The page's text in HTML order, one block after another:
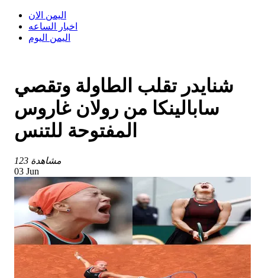
اليمن الان
اخبار الساعه
اليمن اليوم
شنايدر تقلب الطاولة وتقصي
سابالينكا من رولان غاروس
المفتوحة للتنس
123 مشاهدة
03 Jun